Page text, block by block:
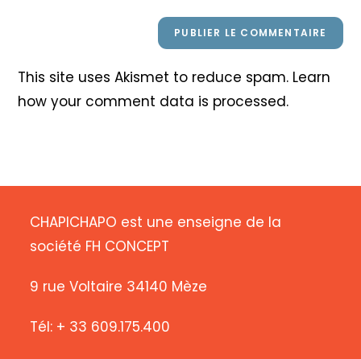
This site uses Akismet to reduce spam. Learn
how your comment data is processed.
CHAPICHAPO est une enseigne de la
société FH CONCEPT
9 rue Voltaire 34140 Mèze
Tél: + 33 609.175.400